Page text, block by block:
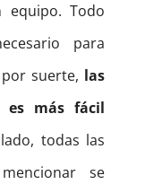
Todo
para
suerte, las
es más fácil
todas las
se